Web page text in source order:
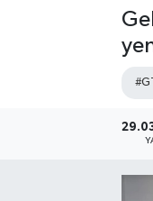
HABERLER